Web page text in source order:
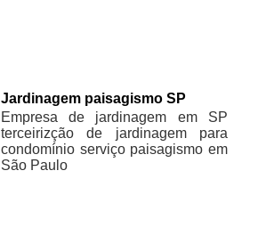
Jardinagem paisagismo SP
Empresa de jardinagem em SP
terceirizção de jardinagem para
condomínio serviço paisagismo em
São Paulo